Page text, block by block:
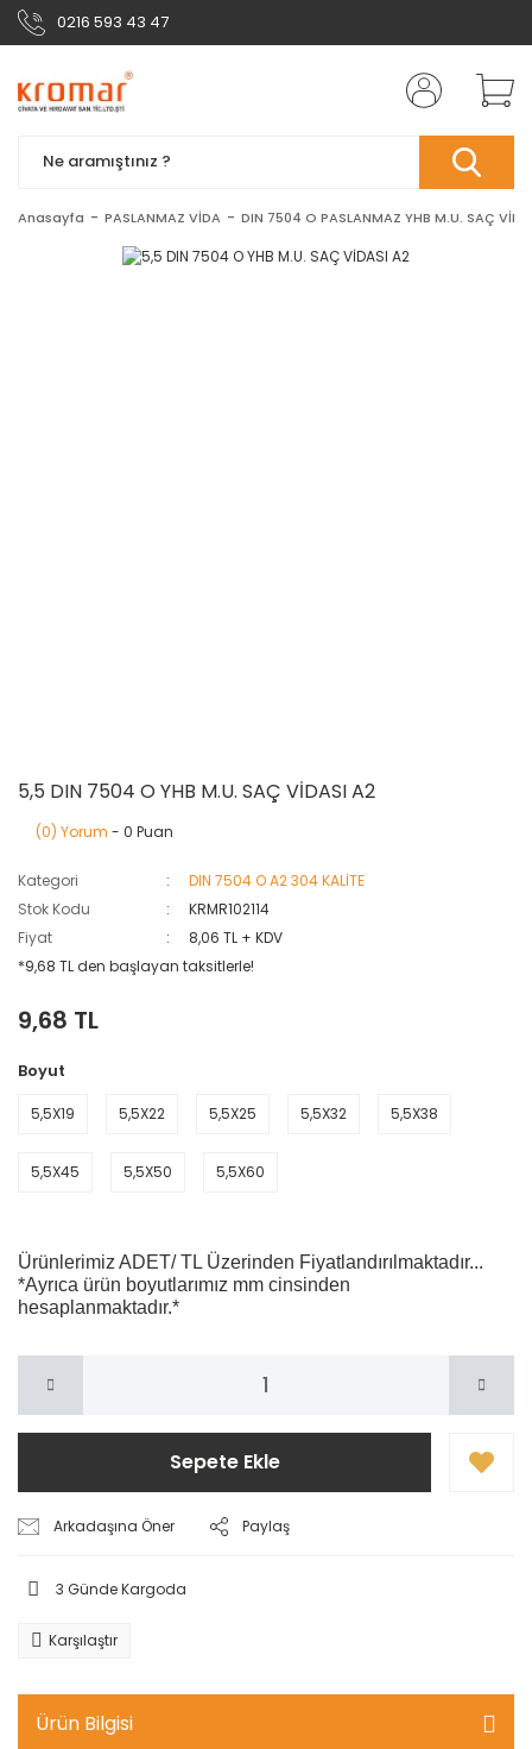
0216 593 43 47
Anasayfa PASLANMAZ VİDA DIN 7504 O PASLANMAZ YHB M.U. SAÇ
5,5 DIN 7504 O YHB M.U. SAÇ VİDASI A2
(0) Yorum - 0 Puan
Kategori
DIN 7504 O A2 304 KALİTE
Stok Kodu
KRMR102114
Fiyat
8,06 TL + KDV
*9,68 TL den başlayan taksitlerle!
9,68 TL
Boyut
5,5X19 5,5X22 5,5X25 5,5X32 5,5X38
5,5X45 5,5X50 5,5X60
Ürünlerimiz ADET/ TL Üzerinden Fiyatlandırılmaktadır...
*Ayrıca ürün boyutlarımız mm cinsinden
hesaplanmaktadır.*
Sepete Ekle
Arkadaşına Öner Paylaş
3 Günde Kargoda
Karşılaştır
Ürün Bilgisi